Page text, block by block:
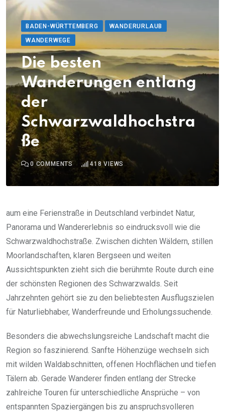
BADEN-WÜRTTEMBERG
WANDERURLAUB
WANDERWEGE
Die besten
Wanderungen entlang
der
Schwarzwaldhochstra
ße
0COMMENTS 418 VIEWS
aum eine Ferienstraße in Deutschland verbindet Natur,
Panorama und Wandererlebnis so eindrucksvoll wie die
Schwarzwaldhochstraße. Zwischen dichten Wäldern, stillen
Moorlandschaften, klaren Bergseen und weiten
Aussichtspunkten zieht sich die berühmte Route durch eine
der schönsten Regionen des Schwarzwalds. Seit
Jahrzehnten gehört sie zu den beliebtesten Ausflugszielen
für Naturliebhaber, Wanderfreunde und Erholungssuchende.
Besonders die abwechslungsreiche Landschaft macht die
Region so faszinierend. Sanfte Höhenzüge wechseln sich
mit wilden Waldabschnitten, offenen Hochflächen und tiefen
Tälern ab. Gerade Wanderer finden entlang der Strecke
zahlreiche Touren für unterschiedliche Ansprüche – von
entspannten Spaziergängen bis zu anspruchsvolleren